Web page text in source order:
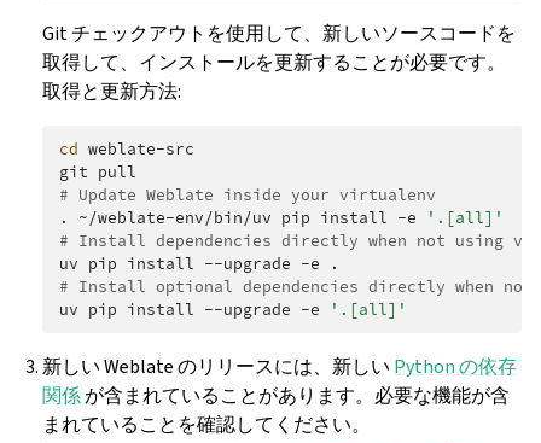
Git チェックアウトを使用して、新しいソースコードを
取得して、インストールを更新することが必要です。
取得と更新方法:
cd weblate-src
git
# Update Weblate inside your virtualenv
.
~/weblate-env/bin/uv pip install -e
'.[all]'
# Install dependencies directly when not using
uv pip install --upgrade -e
# Install optional dependencies directly when
uv pip install --upgrade -e '.[all]'
新しい Weblate のリリースには、新しい Python の依存
関係が含まれていることがあります。必要な機能が含
まれていることを確認してください。